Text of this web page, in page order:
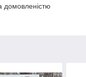
домовленістю